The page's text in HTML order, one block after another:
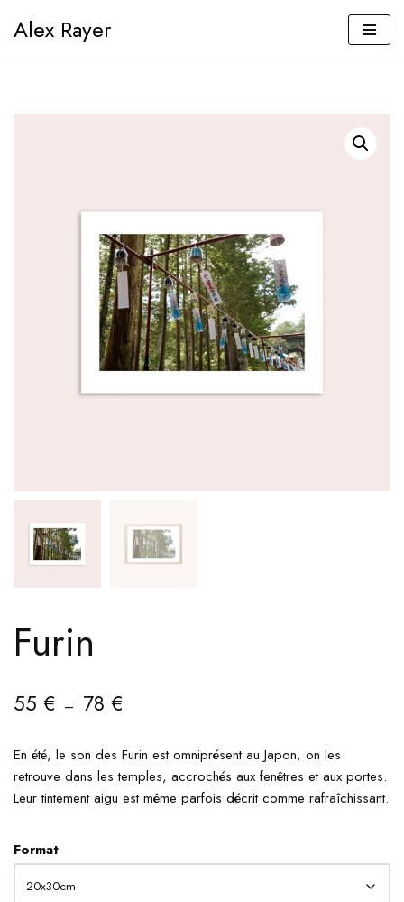
Alex Rayer
Furin
55 € – 78 €
En été, le son des Furin est omniprésent au Japon, on les
retrouve dans les temples, accrochés aux fenêtres et aux portes.
Leur tintement aigu est même parfois décrit comme rafraîchissant.
Format